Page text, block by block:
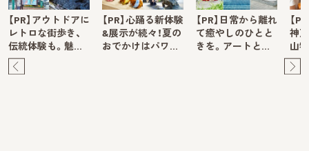
【PR】アウトドアに
レトロな街歩き、
伝統体験も。魅…
【PR】心踊る新体験
&展示が続々！夏の
おでかけはパワ…
【PR】日常から離れ
て癒やしのひとと
きを。アートと…
【
神
山